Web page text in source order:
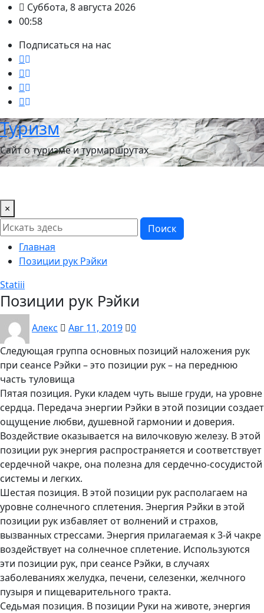
ПерейтиСуббота, 8 августа 2026
00:58
Подписаться на нас
Туризм
Сайт о туризме и турмаршрутах
×
Поиск
Главная
Позиции рук Рэйки
Statiii
Позиции рук Рэйки
Алекс Авг 11, 2019
0
Следующая группа основных позиций наложения рук
при сеансе Рэйки – это позиции рук – на переднюю
часть туловища
Пятая позиция. Руки кладем чуть выше груди, на уровне
сердца. Передача энергии Рэйки в этой позиции создает
ощущение любви, душевной гармонии и доверия.
Воздействие оказывается на вилочковую железу. В этой
позиции рук энергия распространяется и соответствует
сердечной чакре, она полезна для сердечно-сосудистой
системы и легких.
Шестая позиция. В этой позиции рук располагаем на
уровне солнечного сплетения. Энергия Рэйки в этой
позиции рук избавляет от волнений и страхов,
вызванных стрессами. Энергия прилагаемая к 3-й чакре
воздействует на солнечное сплетение. Используются
эти позиции рук, при сеансе Рэйки, в случаях
заболеваниях желудка, печени, селезенки, желчного
пузыря и пищеварительного тракта.
Седьмая позиция. В позиции Руки на животе, энергия